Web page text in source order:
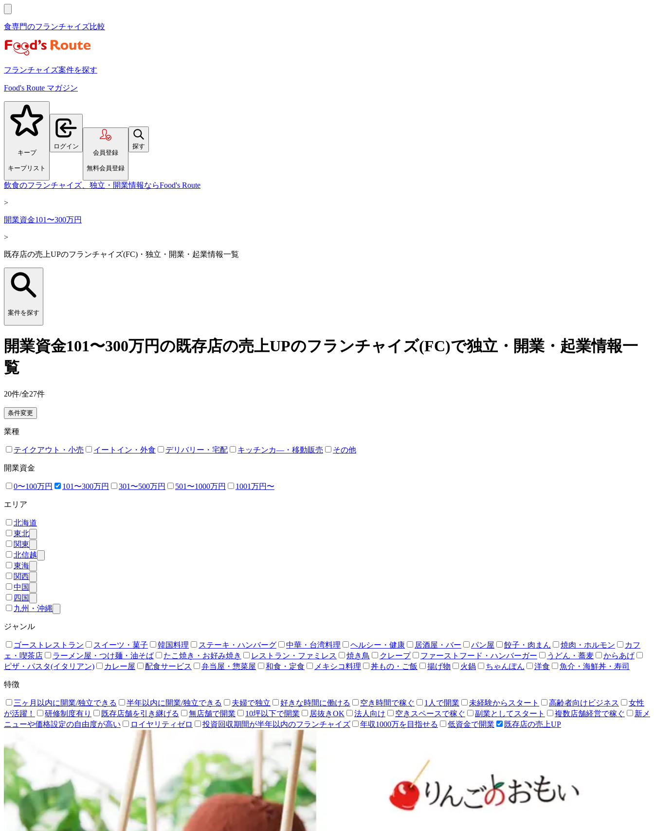
食専門のフランチャイズ比較
フランチャイズ案件を探す
Food's Route マガジン
キープ
キープリスト
ログイン
会員登録
無料会員登録
探す
飲食のフランチャイズ、独立・開業情報ならFood's Route
>
開業資金101〜300万円
>
既存店の売上UPのフランチャイズ(FC)・独立・開業・起業情報一覧
案件を探す
開業資金101〜300万円の既存店の売上UPのフランチャイズ(FC)で独立・開業・起業情報一
覧
20件/全27件
条件変更
業種
テイクアウト・小売 イートイン・外食 デリバリー・宅配 キッチンカ―・移動販売 その他
開業資金
0〜100万円 101〜300万円 301〜500万円 501〜1000万円 1001万円〜
エリア
北海道
東北
関東
北信越
東海
関西
中国
四国
九州・沖縄
ジャンル
ゴーストレストラン スイーツ・菓子 韓国料理 ステーキ・ハンバーグ 中華・台湾料理 ヘルシー・健康 居酒屋・バー パン屋 餃子・肉まん 焼肉・ホルモン
カフ
ェ・喫茶店
ラーメン屋・つけ麺・油そば たこ焼き・お好み焼き レストラン・ファミレス 焼き鳥 クレープ ファーストフード・ハンバーガー うどん・蕎麦
からあげ
ピザ・パスタ(イタリアン)
カレー屋 配食サービス 弁当屋・惣菜屋 和食・定食 メキシコ料理 丼もの・ご飯 揚げ物 火鍋 ちゃんぽん 洋食 魚介・海鮮丼・寿司
特徴
三ヶ月以内に開業/独立できる 半年以内に開業/独立できる 夫婦で独立 好きな時間に働ける 空き時間で稼ぐ 1人で開業 未経験からスタート 高齢者向けビジネス
女性
が活躍！
研修制度有り 既存店舗を引き継げる 無店舗で開業 10坪以下で開業 居抜きOK 法人向け 空きスペースで稼ぐ 副業としてスタート 複数店舗経営で稼ぐ
新メ
ニューや価格設定の自由度が高い
ロイヤリティゼロ 投資回収期間が半年以内のフランチャイズ 年収1000万を目指せる 低資金で開業 既存店の売上UP